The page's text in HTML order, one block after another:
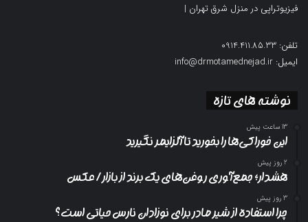
فیزیوتراپی در منزل شرق تهران |
تلفن: 0914.411.85.33
ایمیل: info@drmotamednejad.ir
نوشته های تازه
13 ساعت پیش
این خوراکی‌ها را بخورید تا آلزایمر نگیرید
2 روز پیش
هشدار؛ جمع‌آوری روغن‌های یک برند از بازار/ عکس
3 روز پیش
چرا استفاده از شیر مادر برای نوزادان نارس حیاتی است؟